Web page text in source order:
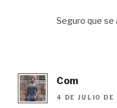
Seguro que se
Com
4 DE JULIO